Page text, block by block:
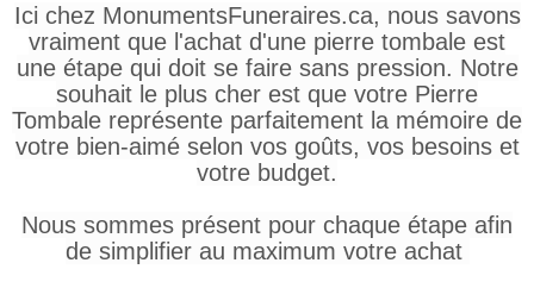
Ici chez MonumentsFuneraires.ca, nous savons
vraiment que l'achat d'une pierre tombale est
une étape qui doit se faire sans pression. Notre
souhait le plus cher est que votre Pierre
Tombale représente parfaitement la mémoire de
votre bien-aimé selon vos goûts, vos besoins et
votre budget.
Nous sommes présent pour chaque étape afin
de simplifier au maximum votre achat